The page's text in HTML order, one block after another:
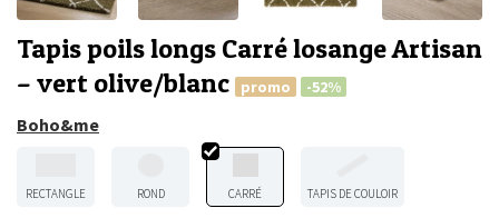
Tapis poils longs Carré losange Artisan
– vert olive/blanc
promo -52%
Boho&me
RECTANGLE ROND CARRÉ TAPIS DE COULOIR